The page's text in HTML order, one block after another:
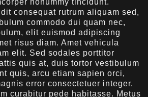
nonummy tincidunt.
consequat rutrum aliquam sed,
commodo dui quam nec,
elit euismod adipiscing
risus diam. Amet vehicula
elit. Sed sodales porttitor
quis at, duis tortor vestibulum
quis, arcu etiam sapien orci,
error consectetuer integer.
curabitur pede habitasse. Metus